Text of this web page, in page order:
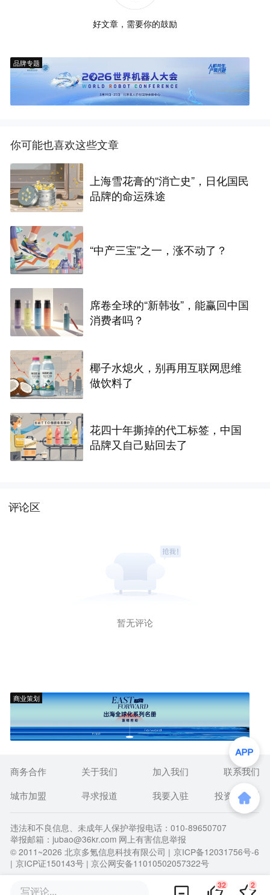
好文章，需要你的鼓励
品牌专题
你可能也喜欢这些文章
上海雪花膏的“消亡史”，日化国民
品牌的命运殊途
“中产三宝”之一，涨不动了？
席卷全球的“新韩妆”，能赢回中国
消费者吗？
椰子水熄火，别再用互联网思维
做饮料了
花四十年撕掉的代工标签，中国
品牌又自己贴回去了
评论区
暂无评论
商业策划
写评论... 32 2
商务合作 关于我们 加入我们
联系我们
城市加盟
寻求报道 我要入驻 投资者关系
违法和不良信息、未成年人保护举报电话：010-89650707
举报邮箱：jubao@36kr.com 网上有害信息举报
© 2011~2026 北京多氪信息科技有限公司 | 京ICP备12031756号-6
| 京ICP证150143号 | 京公网安备11010502057322号